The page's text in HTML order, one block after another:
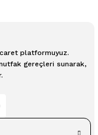
platformuyuz.
gereçleri sunarak,